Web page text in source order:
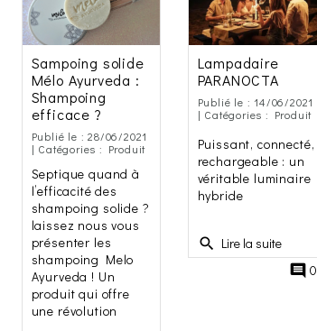
Sampoing solide
Mélo Ayurveda :
Shampoing
efficace ?
Publié le : 28/06/2021
| Catégories : Produit
Septique quand à
l’efficacité des
shampoing solide ?
laissez nous vous
présenter les
shampoing Melo
Ayurveda ! Un
produit qui offre
une révolution
Lampadaire
PARANOCTA
Publié le : 14/06/2021
| Catégories : Produit
Puissant, connecté,
rechargeable : un
véritable luminaire
hybride
search Lire la suite
comment 0